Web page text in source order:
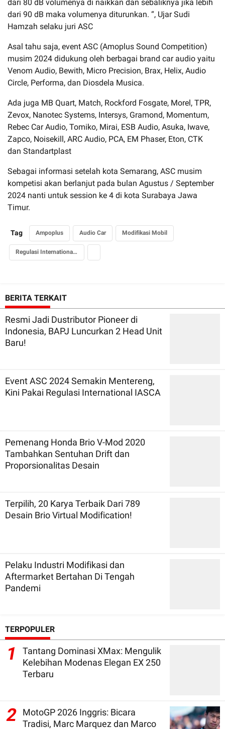
dari 80 dB volumenya di naikkan dan sebaliknya jika lebih
dari 90 dB maka volumenya diturunkan. “, Ujar Sudi
Hamzah selaku juri ASC
Asal tahu saja, event ASC (Amoplus Sound Competition)
musim 2024 didukung oleh berbagai brand car audio yaitu
Venom Audio, Bewith, Micro Precision, Brax, Helix, Audio
Circle, Performa, dan Diosdela Musica.
Ada juga MB Quart, Match, Rockford Fosgate, Morel, TPR,
Zevox, Nanotec Systems, Intersys, Gramond, Momentum,
Rebec Car Audio, Tomiko, Mirai, ESB Audio, Asuka, Iwave,
Zapco, Noisekill, ARC Audio, PCA, EM Phaser, Eton, CTK
dan Standartplast
Sebagai informasi setelah kota Semarang, ASC musim
kompetisi akan berlanjut pada bulan Agustus / September
2024 nanti untuk session ke 4 di kota Surabaya Jawa
Timur.
Tag Ampoplus Audio Car Modifikasi Mobil
Regulasi International IASCA
BERITA TERKAIT
Resmi Jadi Dustributor Pioneer di
Indonesia, BAPJ Luncurkan 2 Head Unit
Baru!
Event ASC 2024 Semakin Mentereng,
Kini Pakai Regulasi International IASCA
Pemenang Honda Brio V-Mod 2020
Tambahkan Sentuhan Drift dan
Proporsionalitas Desain
Terpilih, 20 Karya Terbaik Dari 789
Desain Brio Virtual Modification!
Pelaku Industri Modifikasi dan
Aftermarket Bertahan Di Tengah
Pandemi
TERPOPULER
1
Tantang Dominasi XMax: Mengulik
Kelebihan Modenas Elegan EX 250
Terbaru
2
MotoGP 2026 Inggris: Bicara
Tradisi, Marc Marquez dan Marco